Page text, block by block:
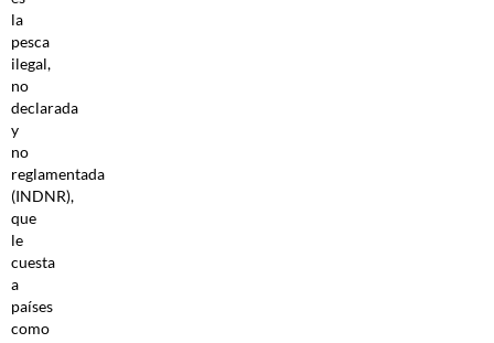
la
pesca
ilegal,
no
declarada
y
no
reglamentada
(INDNR),
que
le
cuesta
a
países
como